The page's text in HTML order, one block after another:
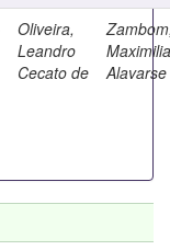
Oliveira,
Leandro
Cecato de
Alavarse